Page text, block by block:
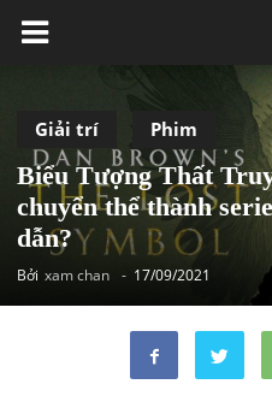
Giải trí Phim
Biểu Tượng Thất
chuyển thể thành
dẫn?
Bởi xam chan - 17/09/2021